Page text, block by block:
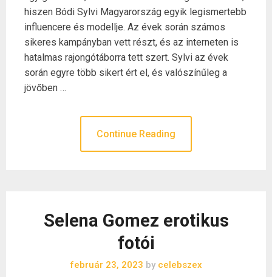
hiszen Bódi Sylvi Magyarország egyik legismertebb
influencere és modellje. Az évek során számos
sikeres kampányban vett részt, és az interneten is
hatalmas rajongótáborra tett szert. Sylvi az évek
során egyre több sikert ért el, és valószínűleg a
jövőben …
Continue Reading
Selena Gomez erotikus
fotói
február 23, 2023 by celebszex